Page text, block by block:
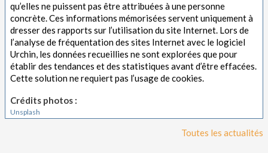
qu’elles ne puissent pas être attribuées à une personne
concrète. Ces informations mémorisées servent uniquement à
dresser des rapports sur l’utilisation du site Internet. Lors de
l’analyse de fréquentation des sites Internet avec le logiciel
Urchin, les données recueillies ne sont explorées que pour
établir des tendances et des statistiques avant d’être effacées.
Cette solution ne requiert pas l’usage de cookies.
Crédits photos :
Unsplash
Toutes les actualités